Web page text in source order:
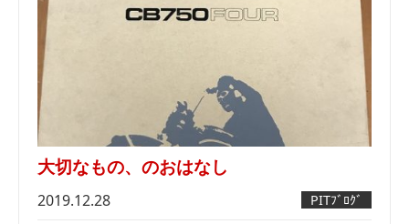
大切なもの、のおはなし
2019.12.28 PITﾌﾞﾛｸﾞ